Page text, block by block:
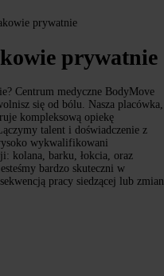
prywatnie
prywatnie
Centrum medyczne BodyMove
się od bólu. Nasza placówka,
kompleksową opiekę
talent i doświadczenie z
wykwalifikowani
kolana, barku, łokcia, oraz
bardzo skuteczni w
pracy siedzącej lub zmian